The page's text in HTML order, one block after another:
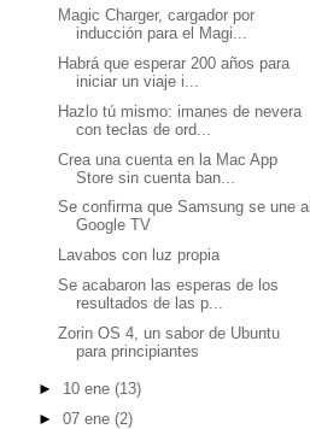
Magic Charger, cargador por
inducción para el Magi...
Habrá que esperar 200 años para
iniciar un viaje i...
Hazlo tú mismo: imanes de nevera
con teclas de ord...
Crea una cuenta en la Mac App
Store sin cuenta ban...
Se confirma que Samsung se une al
Google TV
Lavabos con luz propia
Se acabaron las esperas de los
resultados de las p...
Zorin OS 4, un sabor de Ubuntu
para principiantes
► 10 ene(13)
►07 ene(2)